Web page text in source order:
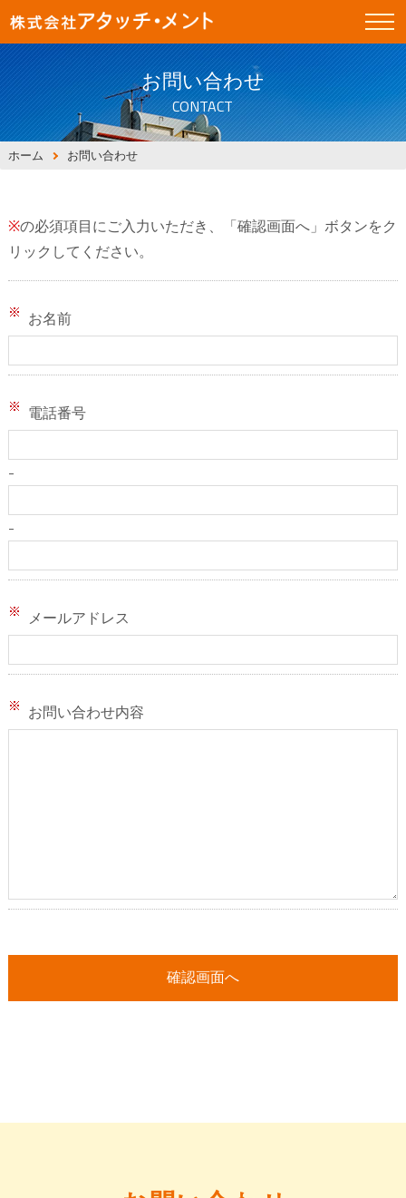
お問い合わせ
CONTACT
ホーム お問い合わせ
※の必須項目にご入力いただき、「確認画面へ」ボタンをク
リックしてください。
お名前
電話番号
-
-
メールアドレス
お問い合わせ内容